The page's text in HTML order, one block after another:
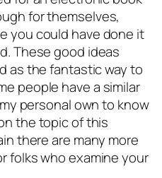
for themselves,
you could have done it
These good ideas
as the fantastic way to
people have a similar
personal own to know
the topic of this
there are many more
folks who examine your